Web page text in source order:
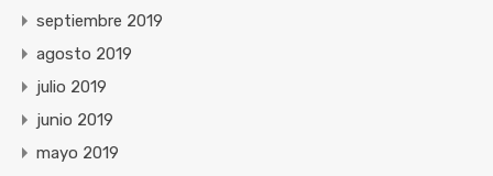
septiembre 2019
agosto 2019
julio 2019
junio 2019
mayo 2019